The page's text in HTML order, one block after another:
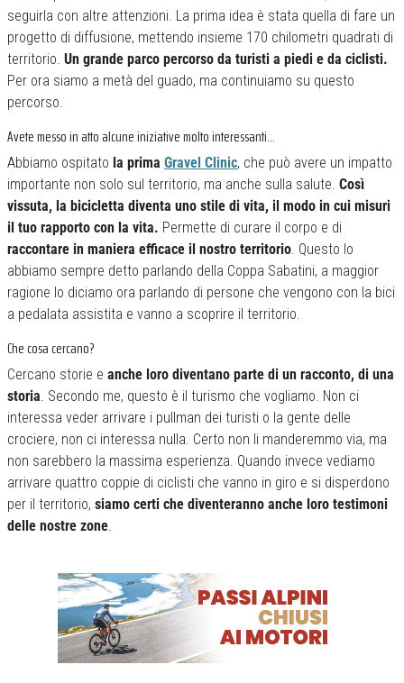
seguirla con altre attenzioni. La prima idea è stata quella di fare un
progetto di diffusione, mettendo insieme 170 chilometri quadrati di
territorio. Un grande parco percorso da turisti a piedi e da ciclisti.
Per ora siamo a metà del guado, ma continuiamo su questo
percorso.
Avete messo in atto alcune iniziative molto interessanti…
Abbiamo ospitato la prima Gravel Clinic, che può avere un impatto
importante non solo sul territorio, ma anche sulla salute. Così
vissuta, la bicicletta diventa uno stile di vita, il modo in cui misuri
il tuo rapporto con la vita. Permette di curare il corpo e di
raccontare in maniera efficace il nostro territorio. Questo lo
abbiamo sempre detto parlando della Coppa Sabatini, a maggior
ragione lo diciamo ora parlando di persone che vengono con la bici
a pedalata assistita e vanno a scoprire il territorio.
Che cosa cercano?
Cercano storie e anche loro diventano parte di un racconto, di una
storia. Secondo me, questo è il turismo che vogliamo. Non ci
interessa veder arrivare i pullman dei turisti o la gente delle
crociere, non ci interessa nulla. Certo non li manderemmo via, ma
non sarebbero la massima esperienza. Quando invece vediamo
arrivare quattro coppie di ciclisti che vanno in giro e si disperdono
per il territorio, siamo certi che diventeranno anche loro testimoni
delle nostre zone.